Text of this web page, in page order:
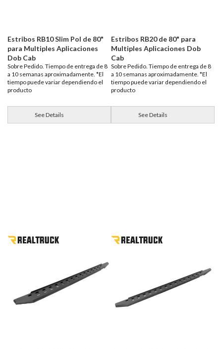
Estribos RB10 Slim Pol de 80"
para Multiples Aplicaciones
Dob Cab
Sobre Pedido. Tiempo de entrega de 8
a 10 semanas aproximadamente. *El
tiempo puede variar dependiendo el
producto
See Details
Estribos RB20 de 80" para
Multiples Aplicaciones Dob
Cab
Sobre Pedido. Tiempo de entrega de 8
a 10 semanas aproximadamente. *El
tiempo puede variar dependiendo el
producto
See Details